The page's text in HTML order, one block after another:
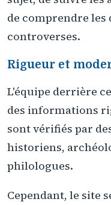
de comprendre
controverses.
Rigueur et
L'équipe derrière
des informations
sont vérifiés par
historiens,
philologues.
Cependant, le site